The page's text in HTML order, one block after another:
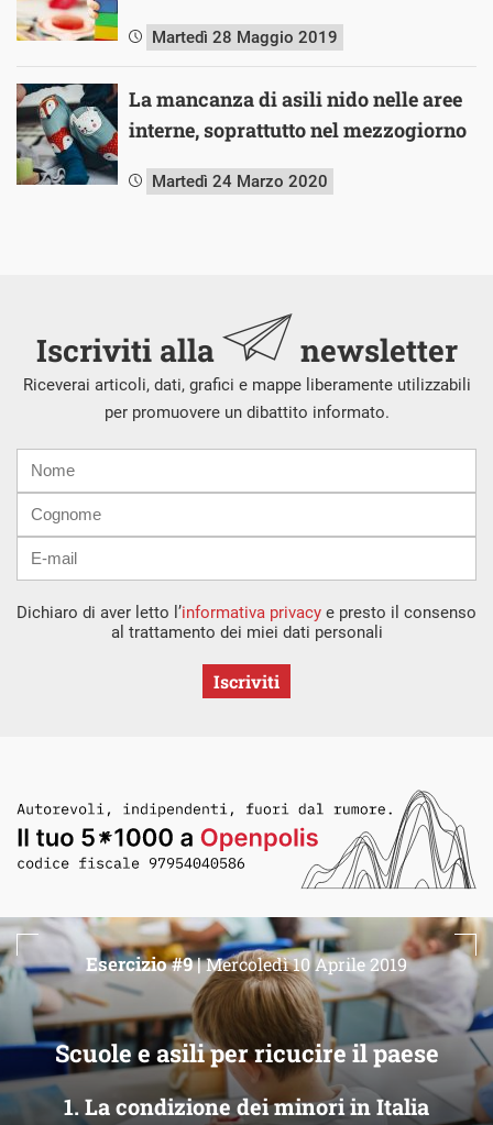
Martedì 28 Maggio 2019
La mancanza di asili nido nelle aree
interne, soprattutto nel mezzogiorno
Martedì 24 Marzo 2020
Iscriviti alla newsletter
Riceverai articoli, dati, grafici e mappe liberamente utilizzabili
per promuovere un dibattito informato.
mail
Dichiaro di aver letto l’informativa privacy e presto il consenso
al trattamento dei miei dati personali
Iscriviti
Scuole e asili per ricucire il paese
1. La condizione dei minori in Italia
Esercizio #9 |Mercoledì 10 Aprile 2019